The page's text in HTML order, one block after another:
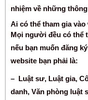
nhiệm về những
Ai có thể tham gia vào
Mọi người đều có thể
nếu bạn muốn đăng
website bạn phải là:
– Luật sư, Luật gia,
danh, Văn phòng luật